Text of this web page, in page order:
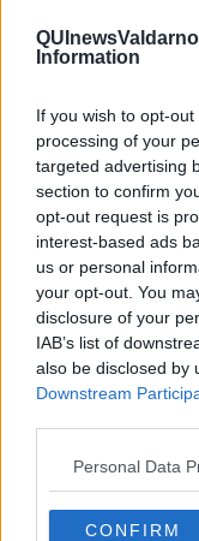
Information
If you wish to opt-
processing of your
targeted advertising
section to confirm
opt-out request is
interest-based ads
us or personal
your opt-out. You
disclosure of your
IAB’s list of
also be disclosed by
Downstream
Personal Data
CONFIRM
Oltre alle opere già
900mila euro di lavori,
interventi in cantiere,
“incompiute” (come il
“variantina” alla SR 69
saranno stanziati
euro) ma anche a
centro di
ad intervenire su
passaggio pedonale
25mila euro).
Rientra tra i lavori in
L’intervento – 130mila
riorganizzazione del
giardini) dove, entro